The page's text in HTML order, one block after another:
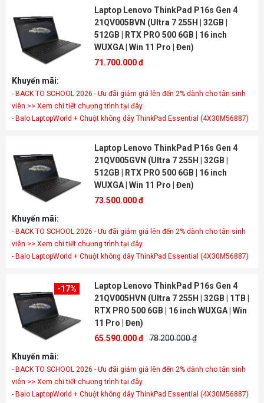
Laptop Lenovo ThinkPad P16s Gen 4
21QV005BVN (Ultra 7 255H | 32GB |
512GB | RTX PRO 500 6GB | 16 inch
WUXGA | Win 11 Pro | Đen)
71.700.000 đ
Khuyến mãi:
- BACK TO SCHOOL 2026 - Ưu đãi giảm giá lên đến 2% dành cho tân sinh
viên >> Xem chi tiết chương trình tại đây.
- Balo LaptopWorld + Chuột không dây ThinkPad Essential (4X30M56887)
Laptop Lenovo ThinkPad P16s Gen 4
21QV005GVN (Ultra 7 255H | 32GB |
512GB | RTX PRO 500 6GB | 16 inch
WUXGA | Win 11 Pro | Đen)
73.500.000 đ
Khuyến mãi:
- BACK TO SCHOOL 2026 - Ưu đãi giảm giá lên đến 2% dành cho tân sinh
viên >> Xem chi tiết chương trình tại đây.
- Balo LaptopWorld + Chuột không dây ThinkPad Essential (4X30M56887)
-17%
Laptop Lenovo ThinkPad P16s Gen 4
21QV005HVN (Ultra 7 255H | 32GB | 1TB |
RTX PRO 500 6GB | 16 inch WUXGA | Win
11 Pro | Đen)
65.590.000 đ 78.200.000 ₫
Khuyến mãi:
- BACK TO SCHOOL 2026 - Ưu đãi giảm giá lên đến 2% dành cho tân sinh
viên >> Xem chi tiết chương trình tại đây.
- Balo LaptopWorld + Chuột không dây ThinkPad Essential (4X30M56887)